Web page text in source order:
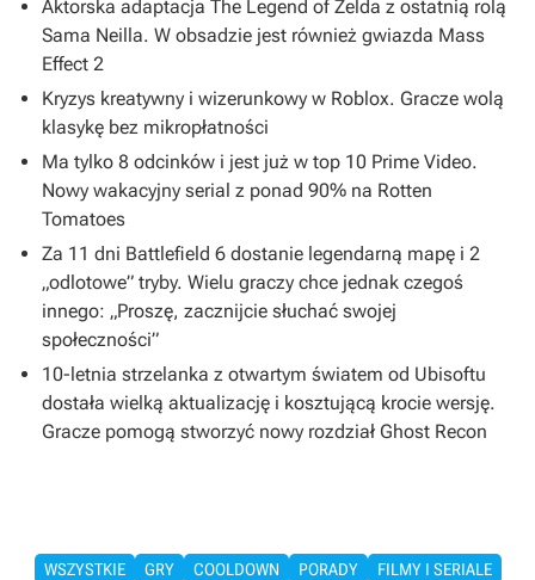
Aktorska adaptacja The Legend of Zelda z ostatnią rolą
Sama Neilla. W obsadzie jest również gwiazda Mass
Effect 2
Kryzys kreatywny i wizerunkowy w Roblox. Gracze wolą
klasykę bez mikropłatności
Ma tylko 8 odcinków i jest już w top 10 Prime Video.
Nowy wakacyjny serial z ponad 90% na Rotten
Tomatoes
Za 11 dni Battlefield 6 dostanie legendarną mapę i 2
„odlotowe” tryby. Wielu graczy chce jednak czegoś
innego: „Proszę, zacznijcie słuchać swojej
społeczności”
10-letnia strzelanka z otwartym światem od Ubisoftu
dostała wielką aktualizację i kosztującą krocie wersję.
Gracze pomogą stworzyć nowy rozdział Ghost Recon
WSZYSTKIE GRY COOLDOWN PORADY
FILMY I SERIALE